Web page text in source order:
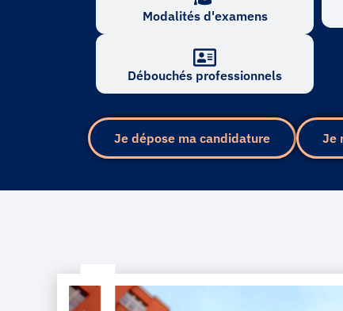
Modalités d'examens
Débouchés professionnels
Je dépose ma candidature Je